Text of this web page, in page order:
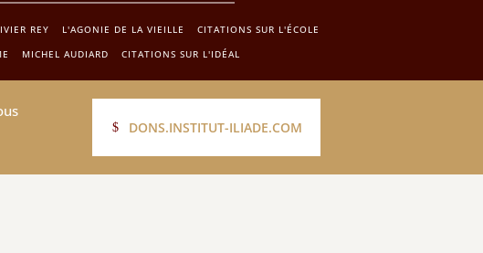
REY L'AGONIE DE LA VIEILLE
CITATIONS SUR L'ÉCOLE
MICHEL AUDIARD CITATIONS SUR L'IDÉAL
DONS.INSTITUT-ILIADE.COM